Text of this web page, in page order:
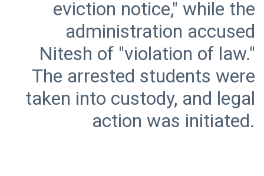
eviction notice," while the
administration accused
Nitesh of "violation of law."
The arrested students were
taken into custody, and legal